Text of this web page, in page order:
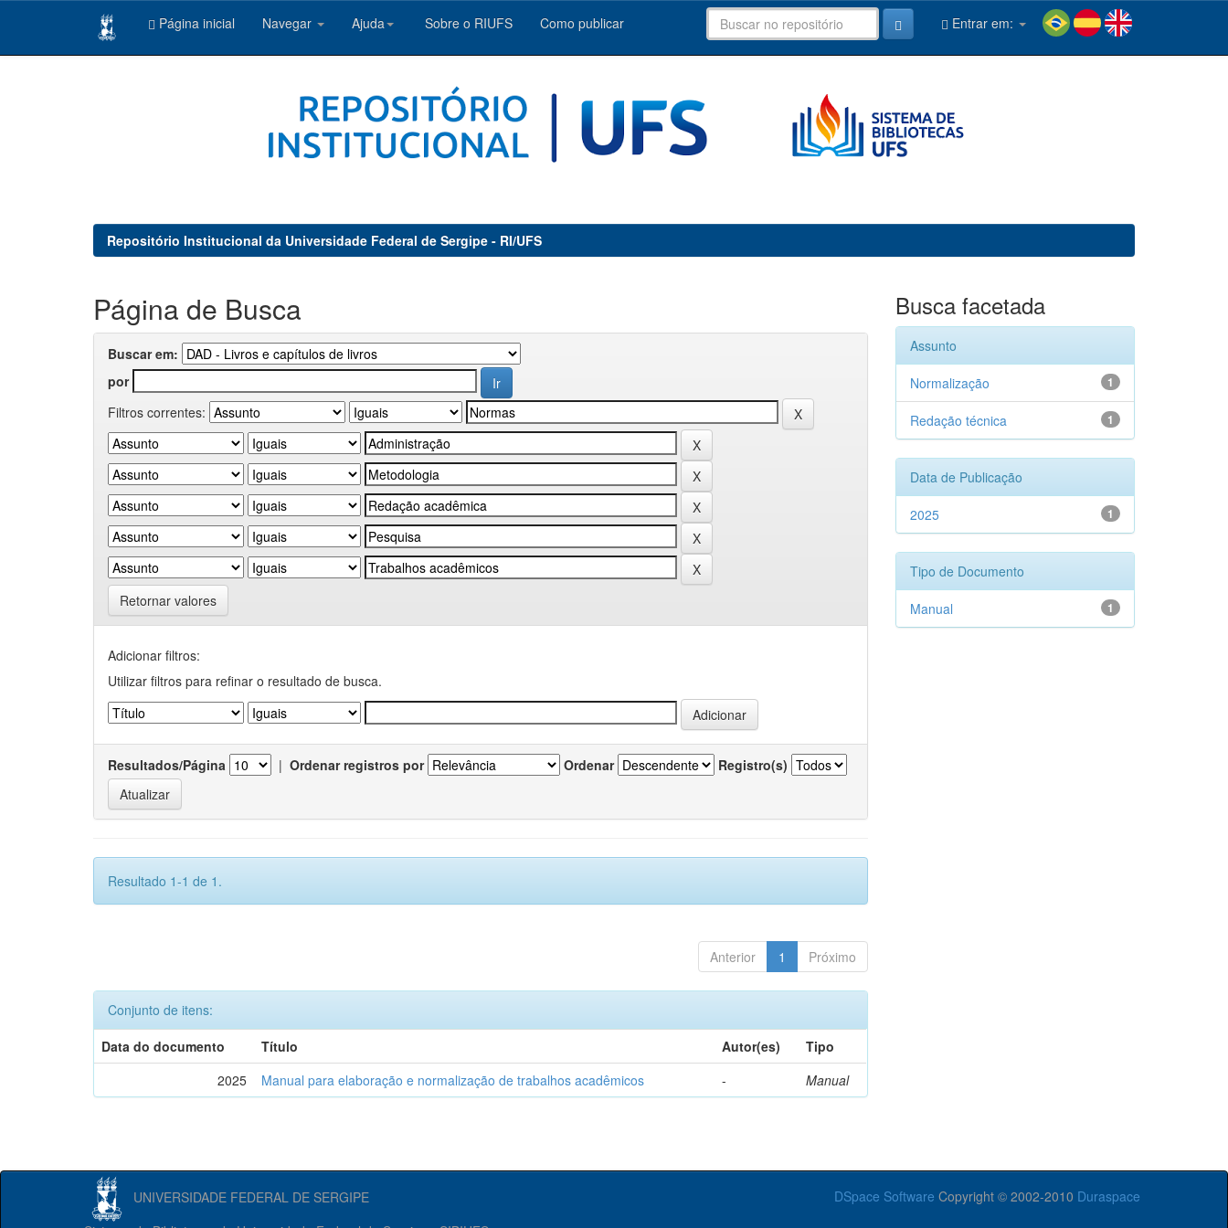
Página inicial Navegar Ajuda Sobre o RIUFS Como publicar Entrar em:
Repositório Institucional da Universidade Federal de Sergipe - RI/UFS
Página de Busca
Buscar em:
por
Filtros correntes:
Retornar valores
Adicionar filtros:
Utilizar filtros para refinar o resultado de busca.
Resultados/Página | Ordenar registros por Ordenar Registro(s)
Resultado 1-1 de 1.
Anterior 1 Próximo
Conjunto de itens:
Data do documento
Título Autor(es)
Tipo
2025
Manual para elaboração e normalização de trabalhos acadêmicos - Manual
Busca facetada
Assunto
1
Normalização
1
Redação técnica
Data de Publicação
1
2025
Tipo de Documento
1
Manual
UNIVERSIDADE FEDERAL DE SERGIPE DSpace Software Copyright © 2002-2010 Duraspace